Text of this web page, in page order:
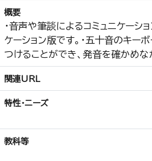
概要
・音声や筆談によるコミュニケーシ
ケーション版です。・五十音のキー
つけることができ、発音を確かめ
関連URL
特性・ニーズ
教科等